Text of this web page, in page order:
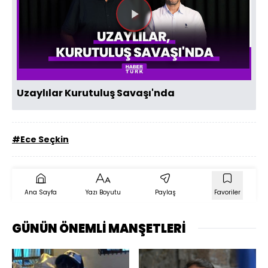
Videoyu
Oynat
Uzaylılar Kurutuluş Savaşı'nda
#Ece Seçkin
Ana Sayfa Yazı Boyutu Paylaş Favoriler
GÜNÜN ÖNEMLİ MANŞETLERİ